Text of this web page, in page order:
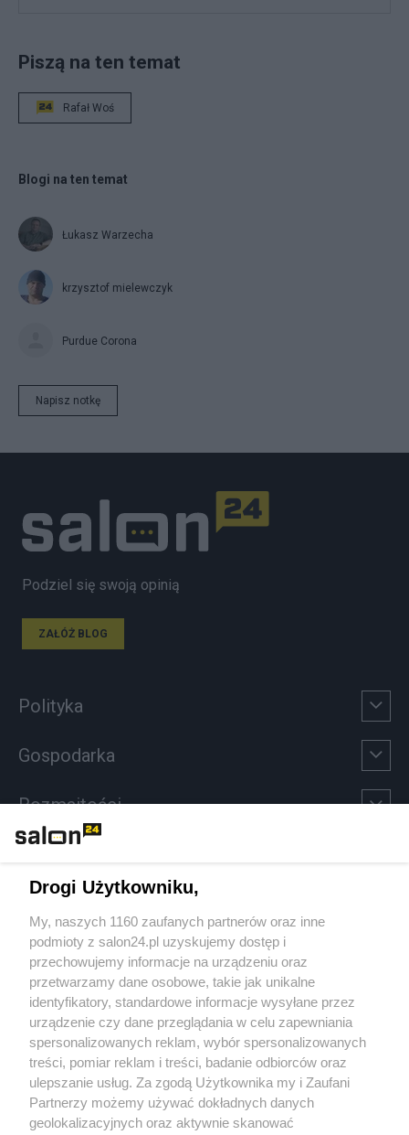
Piszą na ten temat
Rafał Woś
Blogi na ten temat
Łukasz Warzecha
krzysztof mielewczyk
Purdue Corona
Napisz notkę
Podziel się swoją opinią
ZAŁÓŻ BLOG
Polityka
Gospodarka
Rozmaitości
Sport
Społeczeństwo
Kultura
X Facebook Instagram Youtube
Drogi Użytkowniku,
My, naszych 1160 zaufanych partnerów oraz inne
podmioty z salon24.pl uzyskujemy dostęp i
przechowujemy informacje na urządzeniu oraz
przetwarzamy dane osobowe, takie jak unikalne
identyfikatory, standardowe informacje wysyłane przez
urządzenie czy dane przeglądania w celu zapewniania
spersonalizowanych reklam, wybór spersonalizowanych
treści, pomiar reklam i treści, badanie odbiorców oraz
ulepszanie usług. Za zgodą Użytkownika my i Zaufani
Partnerzy możemy używać dokładnych danych
geolokalizacyjnych oraz aktywnie skanować